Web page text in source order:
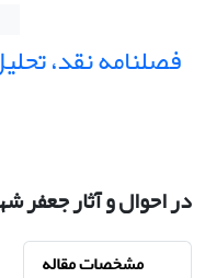
فصلنامه نقد،
در احوال و آثار جعفر
مشخصات مقاله